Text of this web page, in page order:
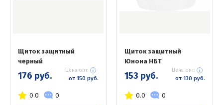
Щиток защитный
черный
176 руб. Цена опт:
от 150 руб.
0.0 0
Щиток защитный
Юнона НБТ
153 руб. Цена опт:
от 130 руб.
0.0 0